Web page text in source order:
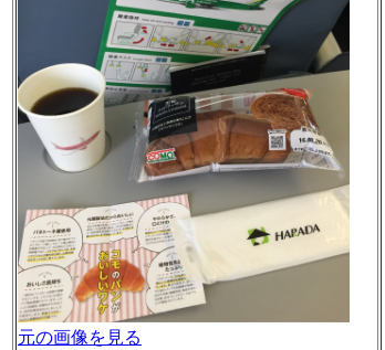
元の画像を見る